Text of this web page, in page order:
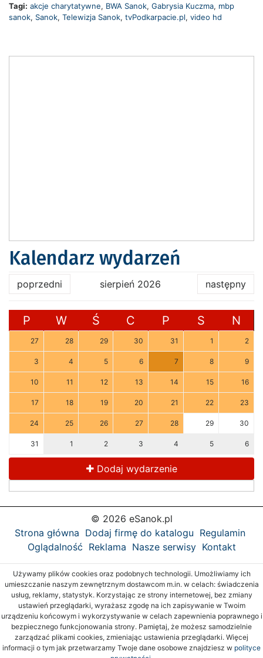
Tagi: akcje charytatywne, BWA Sanok, Gabrysia Kuczma, mbp
sanok, Sanok, Telewizja Sanok, tvPodkarpacie.pl, video hd
Kalendarz wydarzeń
poprzedni sierpień 2026 następny
P W Ś C P S N
27 28 29 30 31 1 2
3 4 5 6 7 8 9
10 11 12 13 14 15 16
17 18 19 20 21 22 23
24 25 26 27 28 29 30
31 1 2 3 4 5 6
Dodaj wydarzenie
© 2026 eSanok.pl
Strona główna Dodaj firmę do katalogu Regulamin
Oglądalność Reklama Nasze serwisy Kontakt
Używamy plików cookies oraz podobnych technologii. Umożliwiamy ich
umieszczanie naszym zewnętrznym dostawcom m.in. w celach: świadczenia
usług, reklamy, statystyk. Korzystając ze strony internetowej, bez zmiany
ustawień przeglądarki, wyrażasz zgodę na ich zapisywanie w Twoim
urządzeniu końcowym i wykorzystywanie w celach zapewnienia poprawnego i
bezpiecznego funkcjonowania strony. Pamiętaj, że możesz samodzielnie
zarządzać plikami cookies, zmieniając ustawienia przeglądarki. Więcej
informacji o tym jak przetwarzamy Twoje dane osobowe znajdziesz w polityce